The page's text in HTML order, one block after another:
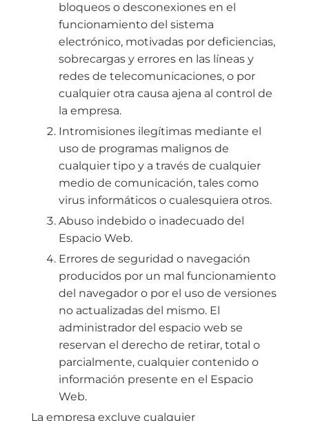
bloqueos o desconexiones en el
funcionamiento del sistema
electrónico, motivadas por deficiencias,
sobrecargas y errores en las líneas y
redes de telecomunicaciones, o por
cualquier otra causa ajena al control de
la empresa.
Intromisiones ilegítimas mediante el
uso de programas malignos de
cualquier tipo y a través de cualquier
medio de comunicación, tales como
virus informáticos o cualesquiera otros.
Abuso indebido o inadecuado del
Espacio Web.
Errores de seguridad o navegación
producidos por un mal funcionamiento
del navegador o por el uso de versiones
no actualizadas del mismo. El
administrador del espacio web se
reservan el derecho de retirar, total o
parcialmente, cualquier contenido o
información presente en el Espacio
Web.
La empresa excluye cualquier